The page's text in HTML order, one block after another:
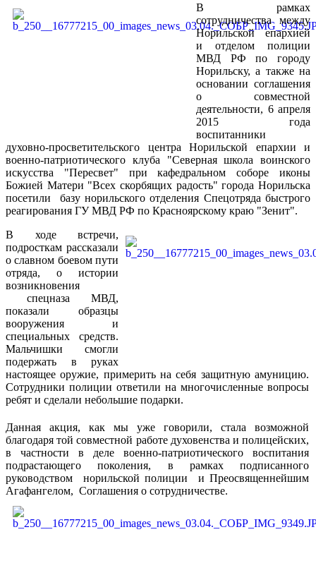
В рамках
сотрудничества между
Норильской епархией
и отделом полиции
МВД РФ по городу
Норильску, а также на
основании соглашения
о совместной
деятельности, 6 апреля
2015 года
воспитанники
духовно-просветительского центра Норильской епархии и
военно-патриотического клуба "Северная школа воинского
искусства "Пересвет" при кафедральном соборе иконы
Божией Матери "Всех скорбящих радость" города Норильска
посетили базу норильского отделения Спецотряда быстрого
реагирования ГУ МВД РФ по Красноярскому краю "Зенит".
В ходе встречи,
подросткам рассказали
о славном боевом пути
отряда, о истории
возникновения
спецназа МВД,
показали образцы
вооружения и
специальных средств.
Мальчишки смогли
подержать в руках
настоящее оружие, примерить на себя защитную амуницию.
Сотрудники полиции ответили на многочисленные вопросы
ребят и сделали небольшие подарки.
Данная акция, как мы уже говорили, стала возможной
благодаря той совместной работе духовенства и полицейских,
в частности в деле военно-патриотического воспитания
подрастающего поколения, в рамках подписанного
руководством норильской полиции и Преосвященнейшим
Агафангелом, Соглашения о сотрудничестве.